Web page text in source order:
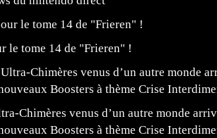
le tome 14 de "Frieren" !
Chimères venus d’un autre monde
Boosters à thème Crise